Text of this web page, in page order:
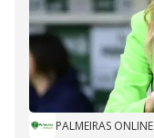
PALMEIRAS ONLINE